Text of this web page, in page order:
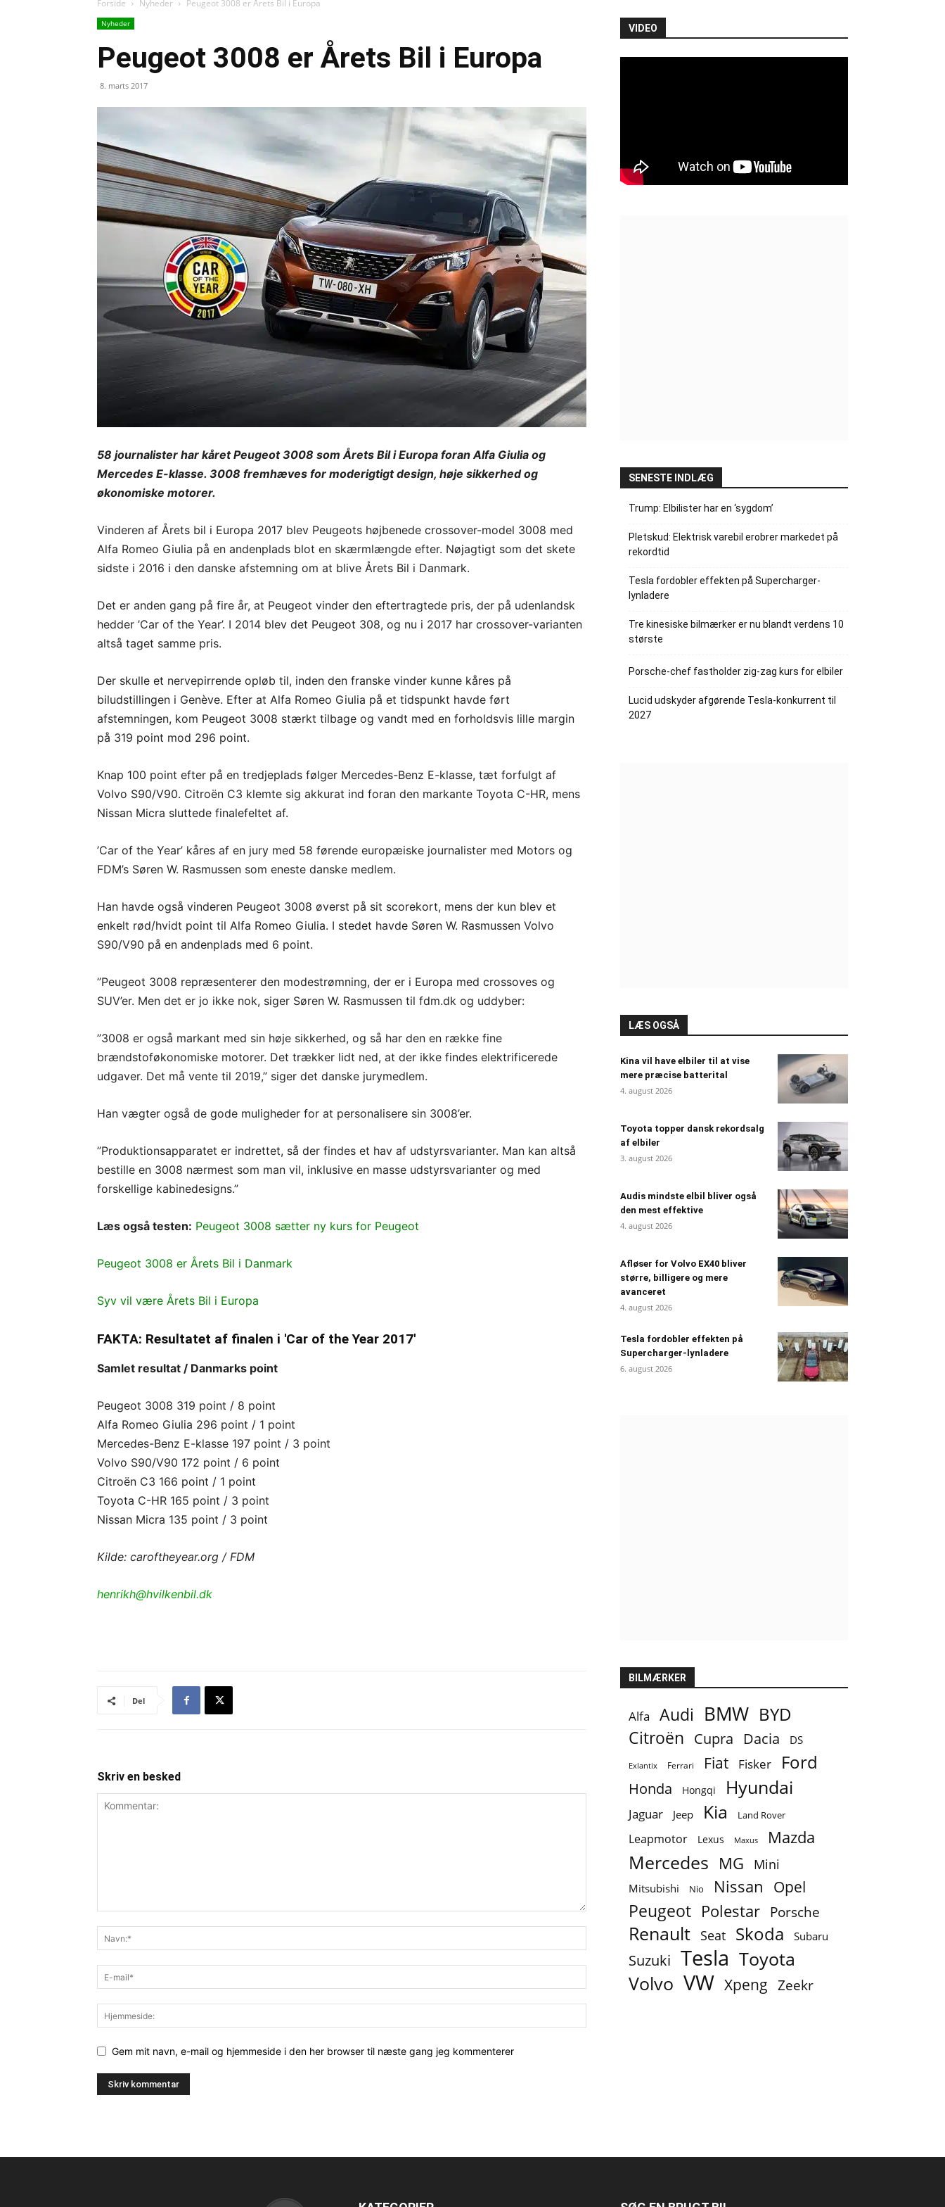
Forside Nyheder Peugeot 3008 er Årets Bil i Europa
Nyheder
Peugeot 3008 er Årets Bil i Europa
8. marts 2017
58 journalister har kåret Peugeot 3008 som Årets Bil i Europa foran Alfa Giulia og
Mercedes E-klasse. 3008 fremhæves for moderigtigt design, høje sikkerhed og
økonomiske motorer.
Vinderen af Årets bil i Europa 2017 blev Peugeots højbenede crossover-model 3008 med
Alfa Romeo Giulia på en andenplads blot en skærmlængde efter. Nøjagtigt som det skete
sidste i 2016 i den danske afstemning om at blive Årets Bil i Danmark.
Det er anden gang på fire år, at Peugeot vinder den eftertragtede pris, der på udenlandsk
hedder ’Car of the Year’. I 2014 blev det Peugeot 308, og nu i 2017 har crossover-varianten
altså taget samme pris.
Der skulle et nervepirrende opløb til, inden den franske vinder kunne kåres på
biludstillingen i Genève. Efter at Alfa Romeo Giulia på et tidspunkt havde ført
afstemningen, kom Peugeot 3008 stærkt tilbage og vandt med en forholdsvis lille margin
på 319 point mod 296 point.
Knap 100 point efter på en tredjeplads følger Mercedes-Benz E-klasse, tæt forfulgt af
Volvo S90/V90. Citroën C3 klemte sig akkurat ind foran den markante Toyota C-HR, mens
Nissan Micra sluttede finalefeltet af.
’Car of the Year’ kåres af en jury med 58 førende europæiske journalister med Motors og
FDM’s Søren W. Rasmussen som eneste danske medlem.
Han havde også vinderen Peugeot 3008 øverst på sit scorekort, mens der kun blev et
enkelt rød/hvidt point til Alfa Romeo Giulia. I stedet havde Søren W. Rasmussen Volvo
S90/V90 på en andenplads med 6 point.
”Peugeot 3008 repræsenterer den modestrømning, der er i Europa med crossoves og
SUV’er. Men det er jo ikke nok, siger Søren W. Rasmussen til fdm.dk og uddyber:
”3008 er også markant med sin høje sikkerhed, og så har den en række fine
brændstoføkonomiske motorer. Det trækker lidt ned, at der ikke findes elektrificerede
udgaver. Det må vente til 2019,” siger det danske jurymedlem.
Han vægter også de gode muligheder for at personalisere sin 3008’er.
”Produktionsapparatet er indrettet, så der findes et hav af udstyrsvarianter. Man kan altså
bestille en 3008 nærmest som man vil, inklusive en masse udstyrsvarianter og med
forskellige kabinedesigns.”
Læs også testen: Peugeot 3008 sætter ny kurs for Peugeot
Peugeot 3008 er Årets Bil i Danmark
Syv vil være Årets Bil i Europa
FAKTA: Resultatet af finalen i 'Car of the Year 2017'
Samlet resultat / Danmarks point
Peugeot 3008 319 point / 8 point
Alfa Romeo Giulia 296 point / 1 point
Mercedes-Benz E-klasse 197 point / 3 point
Volvo S90/V90 172 point / 6 point
Citroën C3 166 point / 1 point
Toyota C-HR 165 point / 3 point
Nissan Micra 135 point / 3 point
Kilde: caroftheyear.org / FDM
henrikh@hvilkenbil.dk
Del
Skriv en besked
Gem mit navn, e-mail og hjemmeside i den her browser til næste gang jeg kommenterer
VIDEO
SENESTE INDLÆG
Trump: Elbilister har en ‘sygdom’
Pletskud: Elektrisk varebil erobrer markedet på
rekordtid
Tesla fordobler effekten på Supercharger-
lynladere
Tre kinesiske bilmærker er nu blandt verdens 10
største
Porsche-chef fastholder zig-zag kurs for elbiler
Lucid udskyder afgørende Tesla-konkurrent til
2027
LÆS OGSÅ
Kina vil have elbiler til at vise
mere præcise batterital
4. august 2026
Toyota topper dansk rekordsalg
af elbiler
3. august 2026
Audis mindste elbil bliver også
den mest effektive
4. august 2026
Afløser for Volvo EX40 bliver
større, billigere og mere
avanceret
4. august 2026
Tesla fordobler effekten på
Supercharger-lynladere
6. august 2026
BILMÆRKER
Alfa Audi BMW BYD
Citroën Cupra Dacia DS
Exlantix Ferrari Fiat Fisker Ford
Honda Hongqi Hyundai
Jaguar Jeep Kia Land Rover
Leapmotor Lexus Maxus Mazda
Mercedes MG Mini
Mitsubishi Nio Nissan Opel
Peugeot Polestar Porsche
Renault Seat Skoda Subaru
Suzuki Tesla Toyota
Volvo VW Xpeng Zeekr